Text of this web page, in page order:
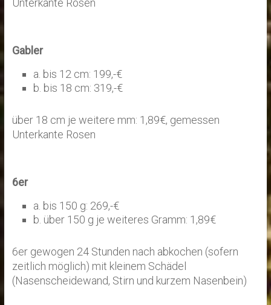
Unterkante Rosen
Gabler
a. bis 12 cm: 199,-€
b. bis 18 cm: 319,-€
über 18 cm je weitere mm: 1,89€, gemessen
Unterkante Rosen
6er
a. bis 150 g: 269,-€
b. über 150 g je weiteres Gramm: 1,89€
6er gewogen 24 Stunden nach abkochen (sofern
zeitlich möglich) mit kleinem Schädel
(Nasenscheidewand, Stirn und kurzem Nasenbein)